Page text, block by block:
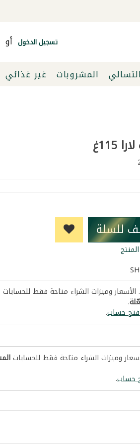
تسجيل الدخول أو
المشروبات
غير غذائي
للسلة
وميزات الشراء متاحة فقط للحسابات
.
حساب.
وميزات الشراء متاحة فقط للحسابات
حساب.